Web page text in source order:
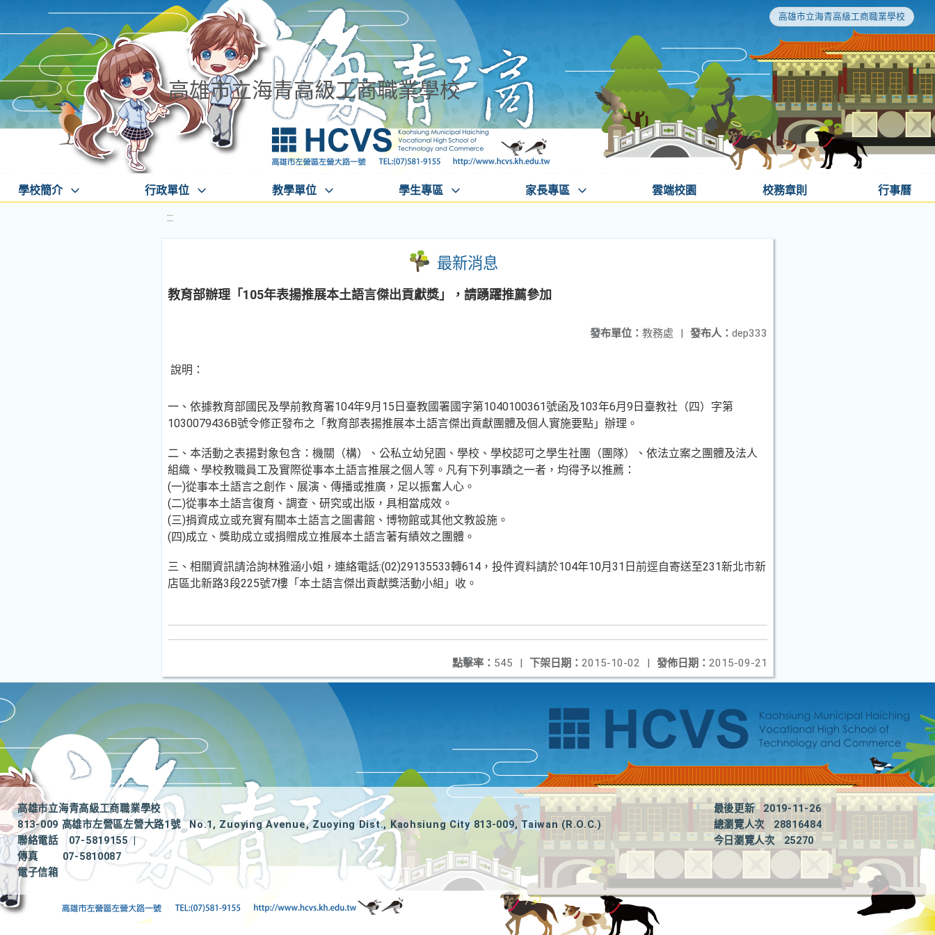
高雄市立海青高級工商職業學校
高雄市立海青高級工商職業學校
學校簡介 行政單位 教學單位 學生專區 家長專區 雲端校園 校務章則 行事曆
:::
最新消息
教育部辦理「105年表揚推展本土語言傑出貢獻獎」，請踴躍推薦參加
發布人： dep333
發布單位： 教務處 |
說明：
一、依據教育部國民及學前教育署104年9月15日臺教國署國字第1040100361號函及103年6月9日臺教社（四）字第
1030079436B號令修正發布之「教育部表揚推展本土語言傑出貢獻團體及個人實施要點」辦理。
二、本活動之表揚對象包含：機關（構）、公私立幼兒園、學校、學校認可之學生社團（團隊）、依法立案之團體及法人
組織、學校教職員工及實際從事本土語言推展之個人等。凡有下列事蹟之一者，均得予以推薦：
(一)從事本土語言之創作、展演、傳播或推廣，足以振奮人心。
(二)從事本土語言復育、調查、研究或出版，具相當成效。
(三)捐資成立或充實有關本土語言之圖書館、博物館或其他文教設施。
(四)成立、獎助成立或捐贈成立推展本土語言著有績效之團體。
三、相關資訊請洽詢林雅涵小姐，連絡電話:(02)29135533轉614，投件資料請於104年10月31日前逕自寄送至231新北市新
店區北新路3段225號7樓「本土語言傑出貢獻獎活動小組」收。
發佈日期： 2015-09-21
下架日期： 2015-10-02 |
點擊率： 545 |
高雄市立海青高級工商職業學校
813-009 高雄市左營區左營大路1號
No.1, Zuoying Avenue, Zuoying Dist., Kaohsiung City 813-009, Taiwan (R.O.C.)
聯絡電話
07-5819155
|
傳真
07-5810087
電子信箱
最後更新
2019-11-26
總瀏覽人次
28816484
今日瀏覽人次
25270